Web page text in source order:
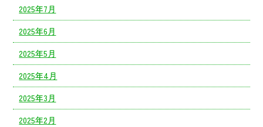
2025年7月
2025年6月
2025年5月
2025年4月
2025年3月
2025年2月